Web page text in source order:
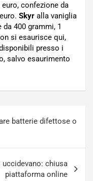
confezione da
Skyr alla vaniglia
400 grammi, 1
si esaurisce qui,
presso i
salvo esaurimento
batterie difettose o
uccidevano: chiusa
piattaforma online